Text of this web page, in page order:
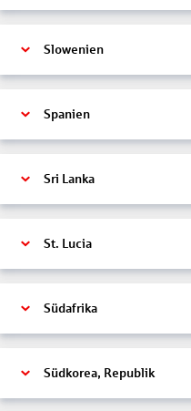
Slowenien
Spanien
Sri Lanka
St. Lucia
Südafrika
Südkorea, Republik